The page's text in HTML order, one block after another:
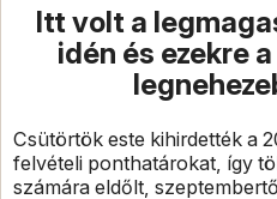
Itt volt a
idén és ezekre
Csütörtök este kihirdették a
felvételi ponthatárokat, így
számára eldőlt,